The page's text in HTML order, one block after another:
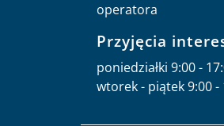
operatora
Przyjęcia
poniedziałki 9:00 -
wtorek - piątek 9:00 -